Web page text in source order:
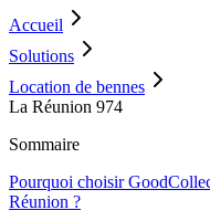
Accueil
Solutions
Location de bennes
La Réunion 974
Sommaire
Pourquoi choisir
Réunion ?